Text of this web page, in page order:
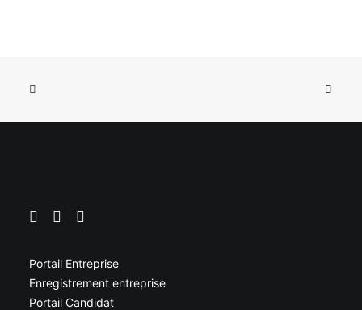
Portail Entreprise
Enregistrement entreprise
Portail Candidat